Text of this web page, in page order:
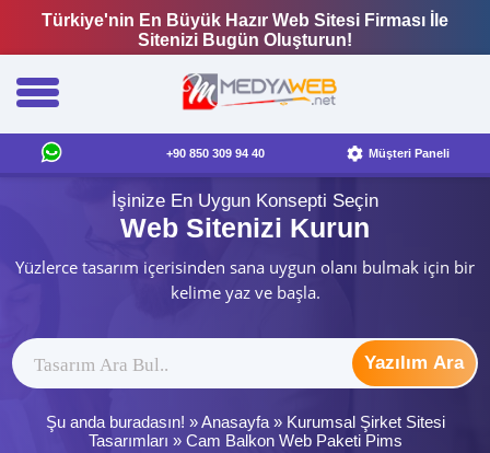
Türkiye'nin En Büyük Hazır Web Sitesi Firması İle
Sitenizi Bugün Oluşturun!
+90 850 309 94 40 Müşteri Paneli
İşinize En Uygun Konsepti Seçin
Web Sitenizi Kurun
Yüzlerce tasarım içerisinden sana uygun olanı bulmak için bir
kelime yaz ve başla.
Yazılım Ara
Şu anda buradasın! »Anasayfa» Kurumsal Şirket Sitesi
Tasarımları » Cam Balkon Web Paketi Pims